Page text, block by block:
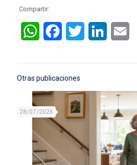
Compartir:
WhatsAppFacebookTwitter LinkedIn
Otras publicaciones
28/07/2026